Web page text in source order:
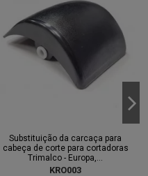
Substituição da carcaça para
cabeça de corte para cortadoras
Trimalco - Europa,...
KRO003